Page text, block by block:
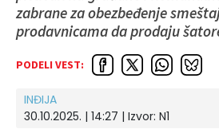
zabrane za obezbeđenje
prodavnicama da prodaju
PODELI VEST:
INĐIJA
30.10.2025. | 14:27 | Izvor: N1